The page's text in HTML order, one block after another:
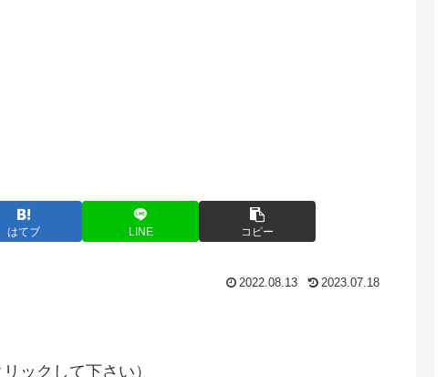
はてブ LINE コピー
2022.08.13 2023.07.18
ックして下さい）